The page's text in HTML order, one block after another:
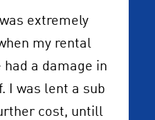
extremely
my rental
had a damage in
I was lent a sub
cost, untill